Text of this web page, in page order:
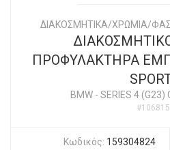
ΔΙΑΚΟΣΜΗΤΙΚΑ/ΧΡΩΜΙΑ/
ΠΡΟΦΥΛΑΚΤΗΡΑ
BMW - SERIES 4 (G23)
#106815
Κωδικός: 159304824